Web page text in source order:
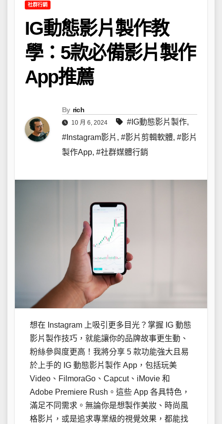
社群行銷
IG動態影片製作教
學：5款必備影片製作
App推薦
By rich
10 月 6, 2024 #IG動態影片製作,
#Instagram影片 , #影片剪輯軟體, #影片
製作App, #社群媒體行銷
想在 Instagram 上吸引更多目光？掌握 IG 動態
影片製作技巧，就能讓你的品牌故事更生動、
粉絲參與度更高！我將分享 5 款功能強大且易
於上手的 IG 動態影片製作 App，包括玩美
Video、FilmoraGo、Capcut、iMovie 和
Adobe Premiere Rush。這些 App 各具特色，
滿足不同需求。無論你是想製作美妝、時尚風
格影片，或是追求專業級的視覺效果，都能找